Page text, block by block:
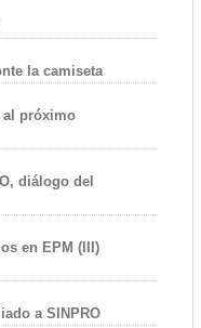
la camiseta
al próximo
diálogo del
en EPM (III)
a SINPRO